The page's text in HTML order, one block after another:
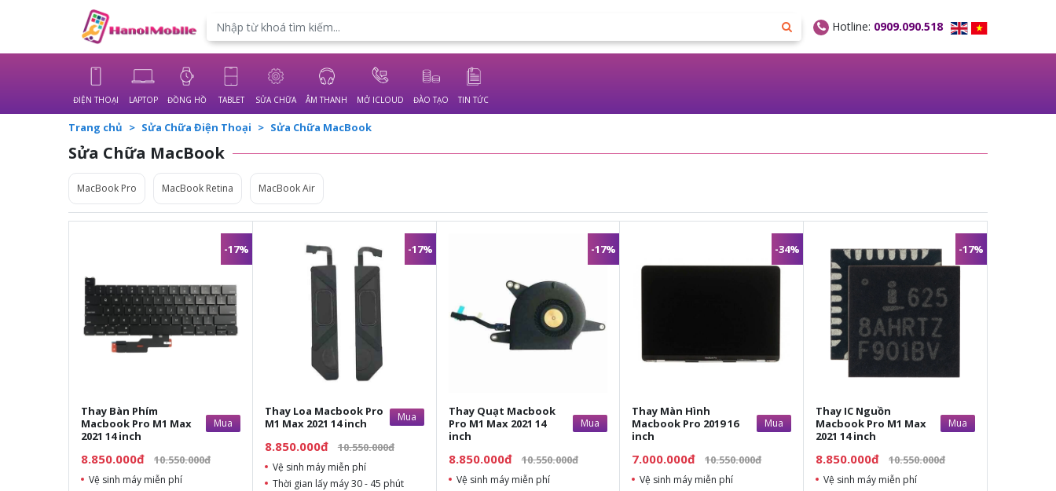
Translate Hotline: 0909.090.518
ĐIỆN THOẠI LAPTOP ĐỒNG HỒ TABLET SỬA CHỮA ÂM THANH MỞ ICLOUD ĐÀO TẠO TIN TỨC
Trang chủ Sửa Chữa Điện Thoại Sửa Chữa MacBook
Sửa Chữa MacBook
MacBook Pro MacBook Retina MacBook Air
-17%
Thay Bàn Phím
Macbook Pro M1 Max
2021 14 inch
Mua
8.850.000đ 10.550.000đ
Vệ sinh máy miễn phí
-17%
Thay Loa Macbook Pro
M1 Max 2021 14 inch
Mua
8.850.000đ 10.550.000đ
Vệ sinh máy miễn phí
Thời gian lấy máy 30 - 45 phút
-17%
Thay Quạt Macbook
Pro M1 Max 2021 14
inch
Mua
8.850.000đ 10.550.000đ
Vệ sinh máy miễn phí
-34%
Thay Màn Hình
Macbook Pro 2019 16
inch
Mua
7.000.000đ 10.550.000đ
Vệ sinh máy miễn phí
-17%
Thay IC Nguồn
Macbook Pro M1 Max
2021 14 inch
Mua
8.850.000đ 10.550.000đ
Vệ sinh máy miễn phí